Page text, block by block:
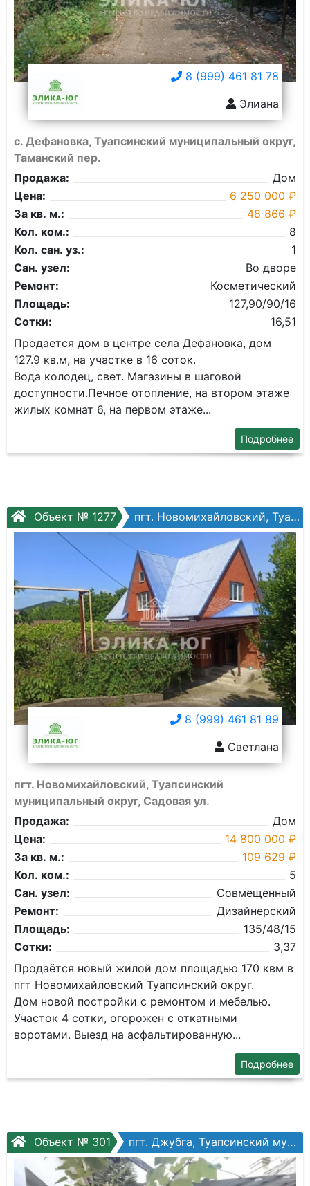
8 (999) 461 81 78
Элиана
с. Дефановка, Туапсинский муниципальный округ,
Таманский пер.
Продажа:
Дом
Цена:
6 250 000 ₽
За кв. м.:
48 866 ₽
Кол. ком.:
8
Кол. сан. уз.:
1
Сан. узел:
Во дворе
Ремонт:
Косметический
Площадь:
127,90/90/16
Сотки:
16,51
Продается дом в центре села Дефановка, дом
127.9 кв.м, на участке в 16 соток.
Вода колодец, свет. Магазины в шаговой
доступности.Печное отопление, на втором этаже
жилых комнат 6, на первом этаже...
Подробнее
Объект № 1277 пгт. Новомихайловский, Туапсинский муниципальный округ, Садовая ул.
8 (999) 461 81 89
Светлана
пгт. Новомихайловский, Туапсинский
муниципальный округ, Садовая ул.
Продажа:
Дом
Цена:
14 800 000 ₽
За кв. м.:
109 629 ₽
Кол. ком.:
5
Сан. узел:
Совмещенный
Ремонт:
Дизайнерский
Площадь:
135/48/15
Сотки:
3,37
Продаётся новый жилой дом площадью 170 квм в
пгт Новомихайловский Туапсинский округ.
Дом новой постройки с ремонтом и мебелью.
Участок 4 сотки, огорожен с откатными
воротами. Выезд на асфальтированную...
Подробнее
Объект № 301 пгт. Джубга, Туапсинский муниципальный округ, Советская ул.